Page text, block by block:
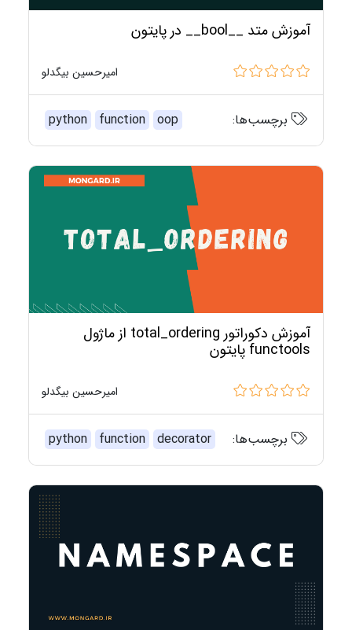
آموزش متد __bool__ در پایتون
امیرحسین بیگدلو
برچسب‌ها: python function oop
آموزش دکوراتور total_ordering از ماژول
functools پایتون
امیرحسین بیگدلو
برچسب‌ها: python function decorator